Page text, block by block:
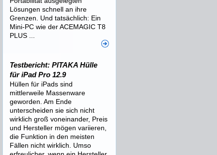
Lösungen schnell an ihre
Grenzen. Und tatsächlich: Ein
Mini-PC wie der ACEMAGIC T8
PLUS ...
Testbericht: PITAKA Hülle
für iPad Pro 12.9
Hüllen für iPads sind
mittlerweile Massenware
geworden. Am Ende
unterscheiden sie sich nicht
wirklich groß voneinander, Preis
und Hersteller mögen variieren,
die Funktion in den meisten
Fällen nicht wirklich. Umso